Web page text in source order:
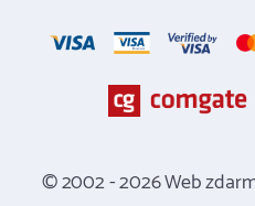
© 2002 - 2026 Web